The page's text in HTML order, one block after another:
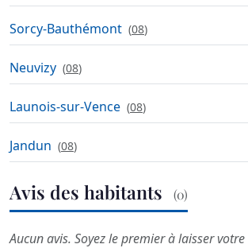
Sorcy-Bauthémont (08)
Neuvizy (08)
Launois-sur-Vence (08)
Jandun (08)
Avis des habitants (0)
Aucun avis. Soyez le premier à laisser